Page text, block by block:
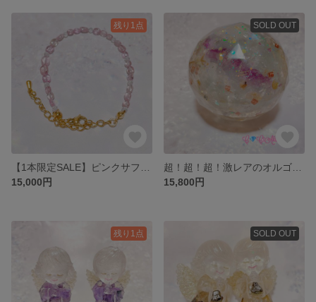
残り1点
15,000円
SOLD OUT
15,800円
残り1点 SOLD OUT